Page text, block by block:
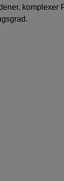
komplexer